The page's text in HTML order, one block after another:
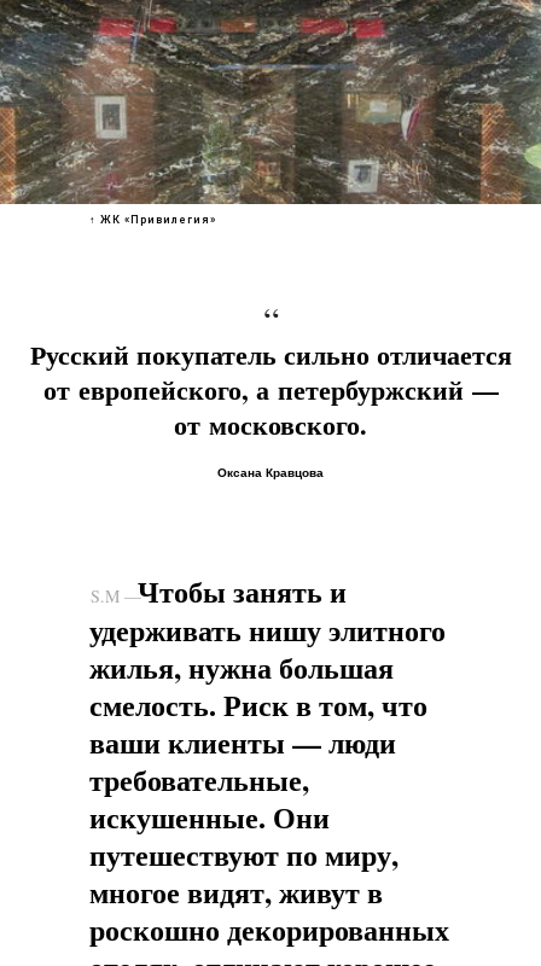
↑ ЖК «Привилегия»
“
Русский покупатель сильно отличается
от европейского, а петербуржский —
от московского.
Оксана Кравцова
s.mЧтобы занять и
удерживать нишу элитного
жилья, нужна большая
смелость. Риск в том, что
ваши клиенты — люди
требовательные,
искушенные. Они
путешествуют по миру,
многое видят, живут в
роскошно декорированных
S.M —